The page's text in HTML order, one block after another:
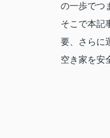
の一歩でつ
そこで本記
要、さらに
空き家を安